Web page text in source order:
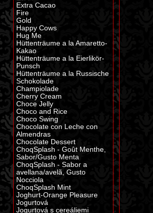
Extra Cacao
Fire
Gold
Happy Cows
Hug Me
Hüttenträume a la Amaretto-
Kakao
Hüttenträume a la Eierlikör-
Punsch
Hüttenträume a la Russische
Schokolade
Champiolade
Cherry Cream
Choce Jelly
Choco and Rice
Choco Swing
Chocolate con Leche con
Almendras
Chocolate Dessert
ChoqSplash - Goût Menthe,
Sabor/Gusto Menta
ChoqSplash - Sabor a
avellana/avelã, Gusto
Nocciola
ChoqSplash Mint
Joghurt-Orange Pleasure
Jogurtová
Jogurtová s cereáliemi